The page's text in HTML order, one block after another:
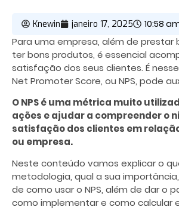
Knewin janeiro 17, 2025 10:58
Para uma empresa, além de prestar
ter bons produtos, é essencial
satisfação dos seus clientes. É
Net Promoter Score, ou NPS, pode
O NPS é uma métrica muito
ações e ajudar a compreender o
satisfação dos clientes em
ou empresa.
Neste conteúdo vamos explicar o
metodologia, qual a sua
de como usar o NPS, além de dar o
como implementar e como calcular